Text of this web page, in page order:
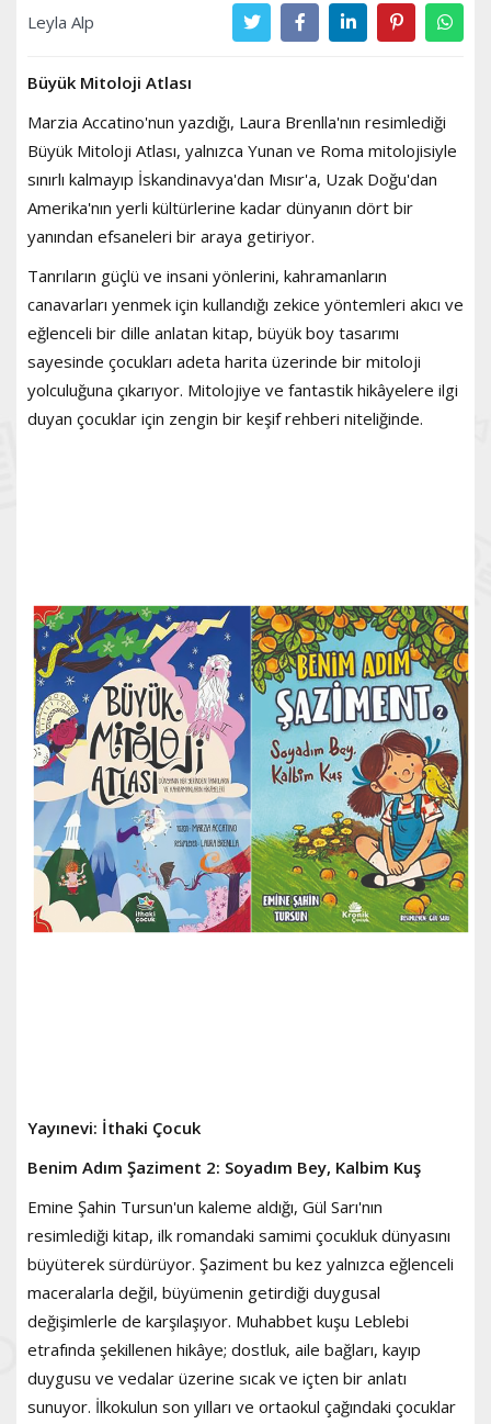
Leyla Alp
Büyük Mitoloji Atlası
Marzia Accatino'nun yazdığı, Laura Brenlla'nın resimlediği
Büyük Mitoloji Atlası, yalnızca Yunan ve Roma mitolojisiyle
sınırlı kalmayıp İskandinavya'dan Mısır'a, Uzak Doğu'dan
Amerika'nın yerli kültürlerine kadar dünyanın dört bir
yanından efsaneleri bir araya getiriyor.
Tanrıların güçlü ve insani yönlerini, kahramanların
canavarları yenmek için kullandığı zekice yöntemleri akıcı ve
eğlenceli bir dille anlatan kitap, büyük boy tasarımı
sayesinde çocukları adeta harita üzerinde bir mitoloji
yolculuğuna çıkarıyor. Mitolojiye ve fantastik hikâyelere ilgi
duyan çocuklar için zengin bir keşif rehberi niteliğinde.
Yayınevi: İthaki Çocuk
Benim Adım Şaziment 2: Soyadım Bey, Kalbim Kuş
Emine Şahin Tursun'un kaleme aldığı, Gül Sarı'nın
resimlediği kitap, ilk romandaki samimi çocukluk dünyasını
büyüterek sürdürüyor. Şaziment bu kez yalnızca eğlenceli
maceralarla değil, büyümenin getirdiği duygusal
değişimlerle de karşılaşıyor. Muhabbet kuşu Leblebi
etrafında şekillenen hikâye; dostluk, aile bağları, kayıp
duygusu ve vedalar üzerine sıcak ve içten bir anlatı
sunuyor. İlkokulun son yılları ve ortaokul çağındaki çocuklar